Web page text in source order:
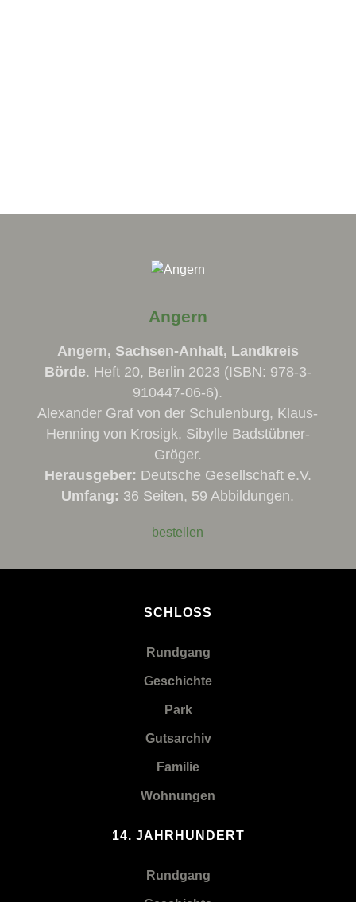
Angern
Angern, Sachsen-Anhalt, Landkreis
Börde. Heft 20, Berlin 2023 (ISBN: 978-3-
910447-06-6).
Alexander Graf von der Schulenburg, Klaus-
Henning von Krosigk, Sibylle Badstübner-
Gröger.
Herausgeber: Deutsche Gesellschaft e.V.
Umfang: 36 Seiten, 59 Abbildungen.
bestellen
SCHLOSS
Rundgang
Geschichte
Park
Gutsarchiv
Familie
Wohnungen
14. JAHRHUNDERT
Rundgang